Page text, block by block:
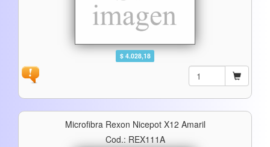
$ 4.028,18
Microfibra Rexon Nicepot X12 Amaril
Cod.: REX111A